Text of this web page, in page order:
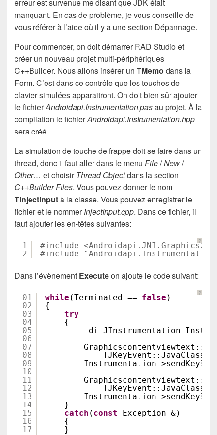
erreur est survenue me disant que JDK était
manquant. En cas de problème, je vous conseille de
vous référer à l’aide où il y a une section Dépannage.
Pour commencer, on doit démarrer RAD Studio et
créer un nouveau projet multi-périphériques
C++Builder. Nous allons insérer un TMemo dans la
Form. C’est dans ce contrôle que les touches de
clavier simulées apparaitront. On doit bien sûr ajouter
le fichierAndroidapi.Instrumentation.pasau projet. À la
compilation le fichierAndroidapi.Instrumentation.hpp
sera créé.
La simulation de touche de frappe doit se faire dans un
thread, donc il faut aller dans le menu File/New/
Other… et choisir Thread Objectdans la section
C++Builder Files. Vous pouvez donner le nom
TInjectInputà la classe. Vous pouvez enregistrer le
fichier et le nommerInjectInput.cpp. Dans ce fichier, il
faut ajouter les en-têtes suivantes:
?
1
2
#include
#include
Dans l’évènement Executeon ajoute le code suivant:
?
01
02
03
04
05
06
07
08
09
10
11
12
13
14
15
16
17
while (Terminated == false )
{
try
{
_di_JInstrumentation
TJKeyEvent::JavaClass-
Instrumentation-
TJKeyEvent::JavaClass-
Instrumentation-
}
catch ( const
Exception &)
{
}